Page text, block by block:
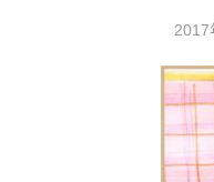
2017